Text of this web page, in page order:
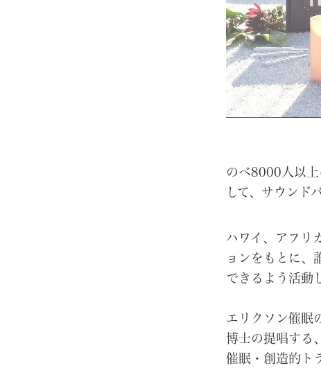
のべ8000人以
して、サウンド
ハワイ、アフリ
ョンをもとに、
できるよう活動
エリクソン催眠
博士の提唱する
催眠・創造的ト